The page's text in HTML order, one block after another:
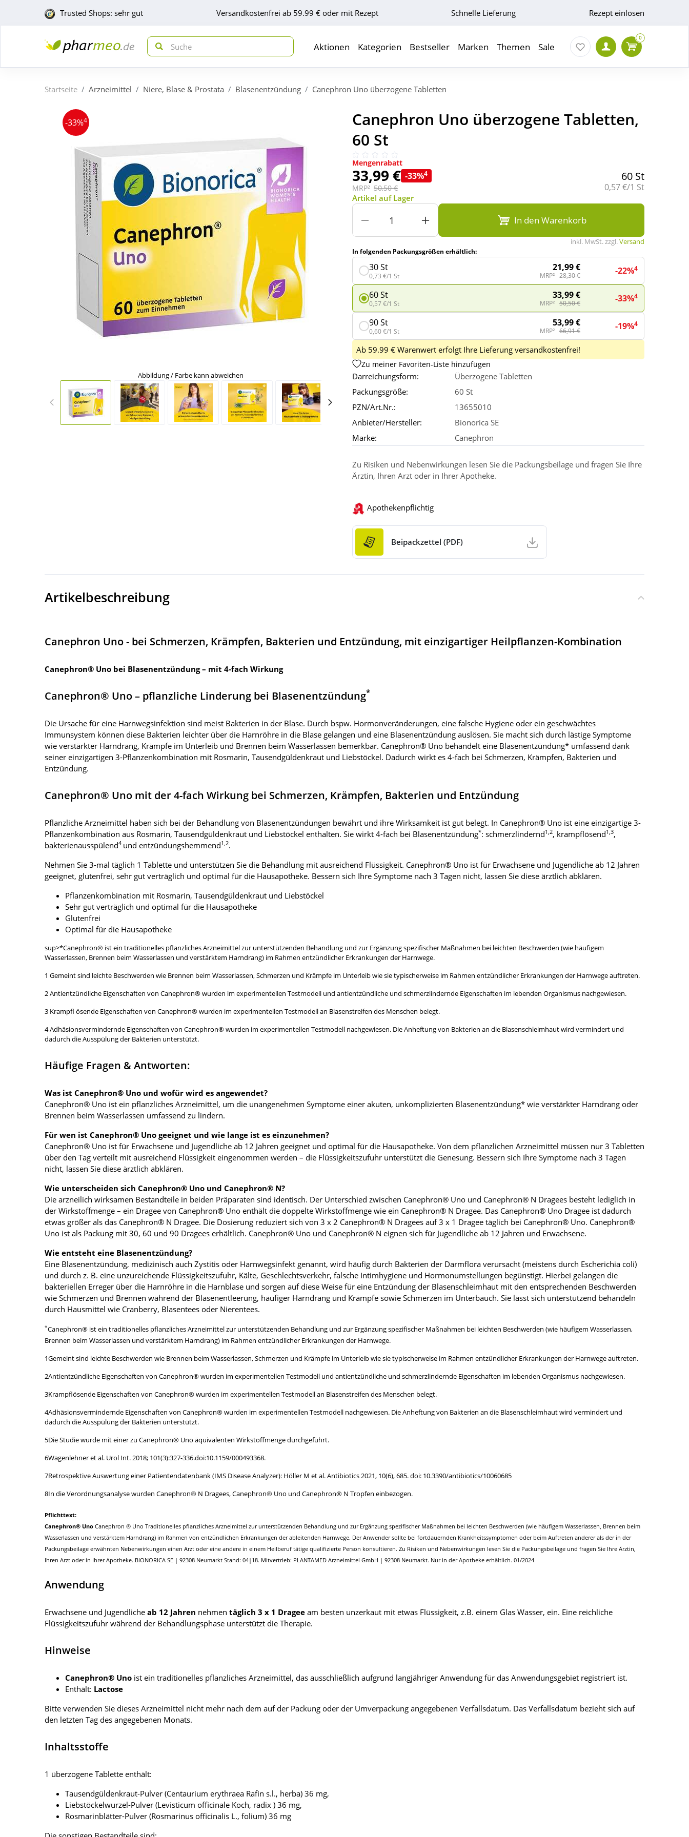
Trusted Shops: sehr gut Versandkostenfrei ab 59.99 € oder mit Rezept Schnelle Lieferung Rezept einlösen
Aktionen Kategorien Bestseller Marken Themen Sale
0
Startseite Arzneimittel Niere, Blase & Prostata Blasenentzündung Canephron Uno überzogene Tabletten
-33%4
Abbildung / Farbe kann abweichen
Canephron Uno überzogene Tabletten,
60 St
Mengenrabatt
33,99 € -33%4
MRP² 50,50 €
60 St
Grundpreis:
0,57 €/1 St
Artikel auf Lager
In den Warenkorb
inkl. MwSt. zzgl.Versand
In folgenden Packungsgrößen erhältlich:
30 St
0,73 €/1 St
21,99 €
MRP² 28,30 € -22%4
60 St
0,57 €/1 St
33,99 €
MRP² 50,50 € -33%4
90 St
0,60 €/1 St
53,99 €
MRP² 66,91 € -19%4
Ab 59.99 € Warenwert erfolgt Ihre Lieferung versandkostenfrei!
Zu meiner Favoriten-Liste hinzufügen
Darreichungsform:
Überzogene Tabletten
Packungsgröße:
60 St
PZN/Art.Nr.:
13655010
Anbieter/Hersteller:
Bionorica SE
Marke:
Canephron
Zu Risiken und Nebenwirkungen lesen Sie die Packungsbeilage und fragen Sie Ihre
Ärztin, Ihren Arzt oder in Ihrer Apotheke.
Apothekenpflichtig
Beipackzettel (PDF)
Artikelbeschreibung
Canephron Uno - bei Schmerzen, Krämpfen, Bakterien und Entzündung, mit einzigartiger Heilpflanzen-Kombination
Canephron® Uno bei Blasenentzündung – mit 4-fach Wirkung
Canephron® Uno – pflanzliche Linderung bei Blasenentzündung*
Die Ursache für eine Harnwegsinfektion sind meist Bakterien in der Blase. Durch bspw. Hormonveränderungen, eine falsche Hygiene oder ein geschwächtes
Immunsystem können diese Bakterien leichter über die Harnröhre in die Blase gelangen und eine Blasenentzündung auslösen. Sie macht sich durch lästige Symptome
wie verstärkter Harndrang, Krämpfe im Unterleib und Brennen beim Wasserlassen bemerkbar. Canephron® Uno behandelt eine Blasenentzündung* umfassend dank
seiner einzigartigen 3-Pflanzenkombination mit Rosmarin, Tausendgüldenkraut und Liebstöckel. Dadurch wirkt es 4-fach bei Schmerzen, Krämpfen, Bakterien und
Entzündung.
Canephron® Uno mit der 4-fach Wirkung bei Schmerzen, Krämpfen, Bakterien und Entzündung
Pflanzliche Arzneimittel haben sich bei der Behandlung von Blasenentzündungen bewährt und ihre Wirksamkeit ist gut belegt. In Canephron® Uno ist eine einzigartige 3-
Pflanzenkombination aus Rosmarin, Tausendgüldenkraut und Liebstöckel enthalten. Sie wirkt 4-fach bei Blasenentzündung*: schmerzlindernd1,2, krampflösend1,3,
bakterienausspülend4 und entzündungshemmend1,2.
Nehmen Sie 3-mal täglich 1 Tablette und unterstützen Sie die Behandlung mit ausreichend Flüssigkeit. Canephron® Uno ist für Erwachsene und Jugendliche ab 12 Jahren
geeignet, glutenfrei, sehr gut verträglich und optimal für die Hausapotheke. Bessern sich Ihre Symptome nach 3 Tagen nicht, lassen Sie diese ärztlich abklären.
Pflanzenkombination mit Rosmarin, Tausendgüldenkraut und Liebstöckel
Sehr gut verträglich und optimal für die Hausapotheke
Glutenfrei
Optimal für die Hausapotheke
sup>*Canephron® ist ein traditionelles pflanzliches Arzneimittel zur unterstützenden Behandlung und zur Ergänzung spezifischer Maßnahmen bei leichten Beschwerden (wie häufigem
Wasserlassen, Brennen beim Wasserlassen und verstärktem Harndrang) im Rahmen entzündlicher Erkrankungen der Harnwege.
1 Gemeint sind leichte Beschwerden wie Brennen beim Wasserlassen, Schmerzen und Krämpfe im Unterleib wie sie typischerweise im Rahmen entzündlicher Erkrankungen der Harnwege auftreten.
2 Antientzündliche Eigenschaften von Canephron® wurden im experimentellen Testmodell und antientzündliche und schmerzlindernde Eigenschaften im lebenden Organismus nachgewiesen.
3 Krampfl ösende Eigenschaften von Canephron® wurden im experimentellen Testmodell an Blasenstreifen des Menschen belegt.
4 Adhäsionsvermindernde Eigenschaften von Canephron® wurden im experimentellen Testmodell nachgewiesen. Die Anheftung von Bakterien an die Blasenschleimhaut wird vermindert und
dadurch die Ausspülung der Bakterien unterstützt.
Häufige Fragen & Antworten:
Was ist Canephron® Uno und wofür wird es angewendet?
Canephron® Uno ist ein pflanzliches Arzneimittel, um die unangenehmen Symptome einer akuten, unkomplizierten Blasenentzündung* wie verstärkter Harndrang oder
Brennen beim Wasserlassen umfassend zu lindern.
Für wen ist Canephron® Uno geeignet und wie lange ist es einzunehmen?
Canephron® Uno ist für Erwachsene und Jugendliche ab 12 Jahren geeignet und optimal für die Hausapotheke. Von dem pflanzlichen Arzneimittel müssen nur 3 Tabletten
über den Tag verteilt mit ausreichend Flüssigkeit eingenommen werden – die Flüssigkeitszufuhr unterstützt die Genesung. Bessern sich Ihre Symptome nach 3 Tagen
nicht, lassen Sie diese ärztlich abklären.
Wie unterscheiden sich Canephron® Uno und Canephron® N?
Die arzneilich wirksamen Bestandteile in beiden Präparaten sind identisch. Der Unterschied zwischen Canephron® Uno und Canephron® N Dragees besteht lediglich in
der Wirkstoffmenge – ein Dragee von Canephron® Uno enthält die doppelte Wirkstoffmenge wie ein Canephron® N Dragee. Das Canephron® Uno Dragee ist dadurch
etwas größer als das Canephron® N Dragee. Die Dosierung reduziert sich von 3 x 2 Canephron® N Dragees auf 3 x 1 Dragee täglich bei Canephron® Uno. Canephron®
Uno ist als Packung mit 30, 60 und 90 Dragees erhältlich. Canephron® Uno und Canephron® N eignen sich für Jugendliche ab 12 Jahren und Erwachsene.
Wie entsteht eine Blasenentzündung?
Eine Blasenentzündung, medizinisch auch Zystitis oder Harnwegsinfekt genannt, wird häufig durch Bakterien der Darmflora verursacht (meistens durch Escherichia coli)
und durch z. B. eine unzureichende Flüssigkeitszufuhr, Kälte, Geschlechtsverkehr, falsche Intimhygiene und Hormonumstellungen begünstigt. Hierbei gelangen die
bakteriellen Erreger über die Harnröhre in die Harnblase und sorgen auf diese Weise für eine Entzündung der Blasenschleimhaut mit den entsprechenden Beschwerden
wie Schmerzen und Brennen während der Blasenentleerung, häufiger Harndrang und Krämpfe sowie Schmerzen im Unterbauch. Sie lässt sich unterstützend behandeln
durch Hausmittel wie Cranberry, Blasentees oder Nierentees.
*Canephron® ist ein traditionelles pflanzliches Arzneimittel zur unterstützenden Behandlung und zur Ergänzung spezifischer Maßnahmen bei leichten Beschwerden (wie häufigem Wasserlassen,
Brennen beim Wasserlassen und verstärktem Harndrang) im Rahmen entzündlicher Erkrankungen der Harnwege.
1Gemeint sind leichte Beschwerden wie Brennen beim Wasserlassen, Schmerzen und Krämpfe im Unterleib wie sie typischerweise im Rahmen entzündlicher Erkrankungen der Harnwege auftreten.
2Antientzündliche Eigenschaften von Canephron® wurden im experimentellen Testmodell und antientzündliche und schmerzlindernde Eigenschaften im lebenden Organismus nachgewiesen.
3Krampflösende Eigenschaften von Canephron® wurden im experimentellen Testmodell an Blasenstreifen des Menschen belegt.
4Adhäsionsvermindernde Eigenschaften von Canephron® wurden im experimentellen Testmodell nachgewiesen. Die Anheftung von Bakterien an die Blasenschleimhaut wird vermindert und
dadurch die Ausspülung der Bakterien unterstützt.
5Die Studie wurde mit einer zu Canephron® Uno äquivalenten Wirkstoffmenge durchgeführt.
6Wagenlehner et al. Urol Int. 2018; 101(3):327-336.doi:10.1159/000493368.
7Retrospektive Auswertung einer Patientendatenbank (IMS Disease Analyzer): Höller M et al. Antibiotics 2021, 10(6), 685. doi: 10.3390/antibiotics/10060685
8In die Verordnungsanalyse wurden Canephron® N Dragees, Canephron® Uno und Canephron® N Tropfen einbezogen.
Pflichttext:
Canephron® Uno Canephron ® Uno Traditionelles pflanzliches Arzneimittel zur unterstützenden Behandlung und zur Ergänzung spezifischer Maßnahmen bei leichten Beschwerden (wie häufigem Wasserlassen, Brennen beim
Wasserlassen und verstärktem Harndrang) im Rahmen von entzündlichen Erkrankungen der ableitenden Harnwege. Der Anwender sollte bei fortdauernden Krankheitssymptomen oder beim Auftreten anderer als der in der
Packungsbeilage erwähnten Nebenwirkungen einen Arzt oder eine andere in einem Heilberuf tätige qualifizierte Person konsultieren. Zu Risiken und Nebenwirkungen lesen Sie die Packungsbeilage und fragen Sie Ihre Ärztin,
Ihren Arzt oder in Ihrer Apotheke. BIONORICA SE | 92308 Neumarkt Stand: 04|18. Mitvertrieb: PLANTAMED Arzneimittel GmbH | 92308 Neumarkt. Nur in der Apotheke erhältlich. 01/2024
Anwendung
Erwachsene und Jugendliche ab 12 Jahren nehmen täglich 3 x 1 Dragee am besten unzerkaut mit etwas Flüssigkeit, z.B. einem Glas Wasser, ein. Eine reichliche
Flüssigkeitszufuhr während der Behandlungsphase unterstützt die Therapie.
Hinweise
Canephron® Uno ist ein traditionelles pflanzliches Arzneimittel, das ausschließlich aufgrund langjähriger Anwendung für das Anwendungsgebiet registriert ist.
Enthält: Lactose
Bitte verwenden Sie dieses Arzneimittel nicht mehr nach dem auf der Packung oder der Umverpackung angegebenen Verfallsdatum. Das Verfallsdatum bezieht sich auf
den letzten Tag des angegebenen Monats.
Inhaltsstoffe
1 überzogene Tablette enthält:
Tausendgüldenkraut-Pulver (Centaurium erythraea Rafin s.l., herba) 36 mg,
Liebstöckelwurzel-Pulver (Levisticum officinale Koch, radix ) 36 mg,
Rosmarinblätter-Pulver (Rosmarinus officinalis L., folium) 36 mg